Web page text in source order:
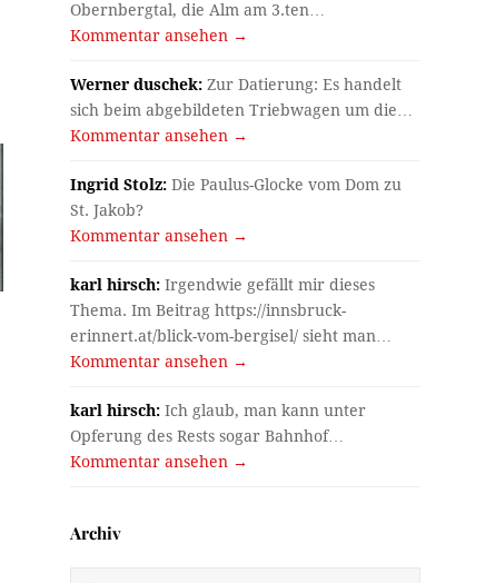
Obernbergtal, die Alm am 3.ten…
Kommentar ansehen →
Werner duschek: Zur Datierung: Es handelt
sich beim abgebildeten Triebwagen um die…
Kommentar ansehen →
Ingrid Stolz: Die Paulus-Glocke vom Dom zu
St. Jakob?
Kommentar ansehen →
karl hirsch: Irgendwie gefällt mir dieses
Thema. Im Beitrag https://innsbruck-
erinnert.at/blick-vom-bergisel/ sieht man…
Kommentar ansehen →
karl hirsch: Ich glaub, man kann unter
Opferung des Rests sogar Bahnhof…
Kommentar ansehen →
Archiv